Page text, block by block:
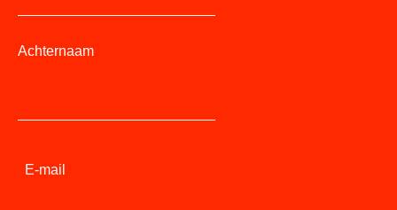
Achternaam
E-mail